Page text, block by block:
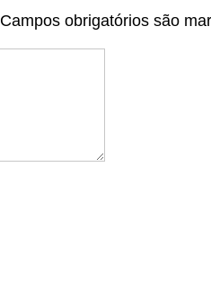
Campos obrigatórios são